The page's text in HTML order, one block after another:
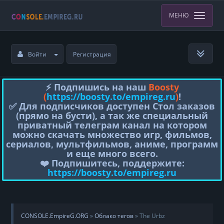
МЕНЮ
Войти Регистрация
⚡️ Подпишись на наш Boosty
(https://boosty.to/empireg.ru)!
✅ Для подписчиков доступен Стол заказов
(прямо на бусти), а так же специальный
приватный телеграм канал на котором
можно скачать множество игр, фильмов,
сериалов, мультфильмов, аниме, программ
и еще много всего.
❤️ Подпишитесь, поддержите:
https://boosty.to/empireg.ru
CONSOLE.EmpireG.ORG »Облако тегов» The Urbz